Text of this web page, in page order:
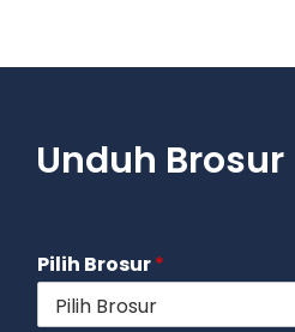
Unduh Brosur
Pilih Brosur*